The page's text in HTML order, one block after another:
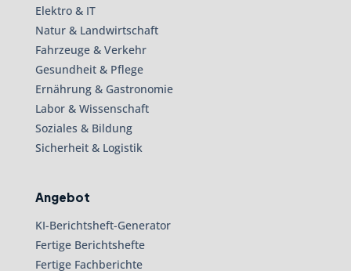
Elektro & IT
Natur & Landwirtschaft
Fahrzeuge & Verkehr
Gesundheit & Pflege
Ernährung & Gastronomie
Labor & Wissenschaft
Soziales & Bildung
Sicherheit & Logistik
Angebot
KI-Berichtsheft-Generator
Fertige Berichtshefte
Fertige Fachberichte